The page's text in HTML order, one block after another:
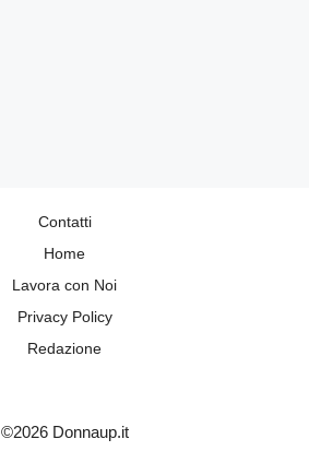
Contatti
Home
Lavora con Noi
Privacy Policy
Redazione
©2026 Donnaup.it